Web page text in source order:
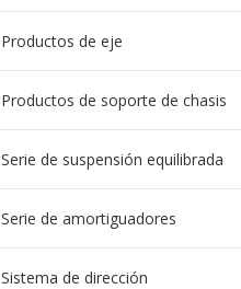
Productos de eje
Productos de soporte de chasis
Serie de suspensión equilibrada
Serie de amortiguadores
Sistema de dirección